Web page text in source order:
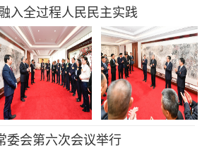
入全过程人民民主实践
委会第六次会议举行